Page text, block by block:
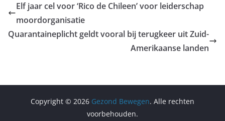
Elf jaar cel voor ‘Rico de Chileen’ voor leiderschap
moordorganisatie
Quarantaineplicht geldt vooral bij terugkeer uit Zuid-
Amerikaanse landen
Copyright © 2026 Gezond Bewegen. Alle rechten
voorbehouden.